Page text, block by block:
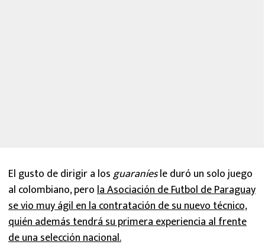
El gusto de dirigir a losguaraníesle duró un solo juego
al colombiano, perola Asociación de Futbol de Paraguay
se vio muy ágil en la contratación de su nuevo técnico,
quién además tendrá su primera experiencia al frente
de una selección nacional.